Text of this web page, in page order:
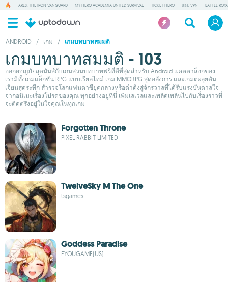
ARES: THE IRON VANGUARD MY HERO ACADEMIA UNITED SURVIVAL TICKET HERO แอป VPN BATTLE
ANDROID / เกม / เกมบทบาทสมมติ
เกมบทบาทสมมติ - 103
ออกผจญภัยสุดมันส์กับเกมสวมบทบาทฟรีที่ดีที่สุดสำหรับ Android แคตตาล็อกของ
เรามีทั้งเกมแอ็กชัน RPG แบบเรียลไทม์ เกม MMORPG สุดอลังการ และเกมตะลุยดัน
เจียนสุดระทึก สำรวจโลกแฟนตาซียุคกลางหรือดำดิ่งสู่จักรวาลที่ได้รับแรงบันดาลใจ
จากอนิเมะเรื่องโปรดของคุณ ทุกอย่างอยู่ที่นี่ เพิ่มเลเวลและเพลิดเพลินไปกับเรื่องราวที่
จะติดตรึงอยู่ในใจคุณในทุกเกม
Forgotten Throne
PIXEL RABBIT LIMITED
TwelveSky M The One
tsgames
Goddess Paradise
EYOUGAME(US)